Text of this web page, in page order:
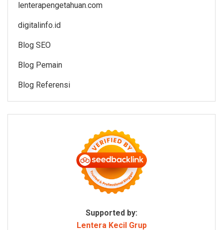
lenterapengetahuan.com
digitalinfo.id
Blog SEO
Blog Pemain
Blog Referensi
Supported by:
Lentera Kecil Grup